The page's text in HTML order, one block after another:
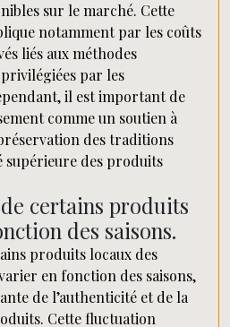
sur le marché. Cette
notamment par les coûts
liés aux méthodes
par les
il est important de
comme un soutien à
des traditions
supérieure des produits
certains produits
des saisons.
produits locaux des
en fonction des saisons,
de l’authenticité et de la
Cette fluctuation